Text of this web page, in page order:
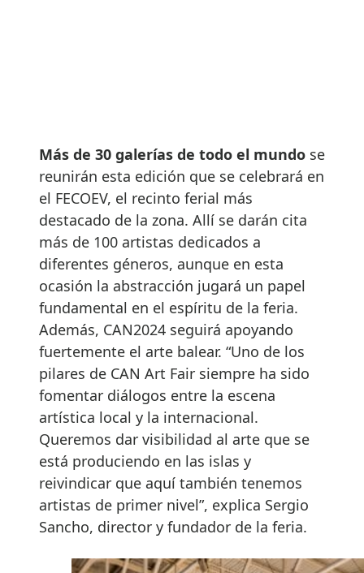
Más de 30 galerías de todo el mundo se
reunirán esta edición que se celebrará en
el FECOEV, el recinto ferial más
destacado de la zona. Allí se darán cita
más de 100 artistas dedicados a
diferentes géneros, aunque en esta
ocasión la abstracción jugará un papel
fundamental en el espíritu de la feria.
Además, CAN2024 seguirá apoyando
fuertemente el arte balear. “Uno de los
pilares de CAN Art Fair siempre ha sido
fomentar diálogos entre la escena
artística local y la internacional.
Queremos dar visibilidad al arte que se
está produciendo en las islas y
reivindicar que aquí también tenemos
artistas de primer nivel”, explica Sergio
Sancho, director y fundador de la feria.